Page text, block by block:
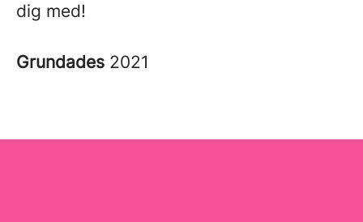
dig med!
Grundades 2021